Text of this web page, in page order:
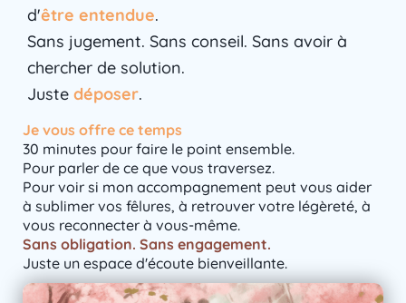
d'être entendue.
Sans jugement. Sans conseil. Sans avoir à
chercher de solution.
Juste déposer.
Je vous offre ce temps
30 minutes pour faire le point ensemble.
Pour parler de ce que vous traversez.
Pour voir si mon accompagnement peut vous aider
à sublimer vos fêlures, à retrouver votre légèreté, à
vous reconnecter à vous-même.
Sans obligation. Sans engagement.
Juste un espace d'écoute bienveillante.